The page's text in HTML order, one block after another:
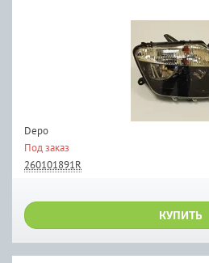
Depo
Под заказ
260101891R
КУПИТЬ